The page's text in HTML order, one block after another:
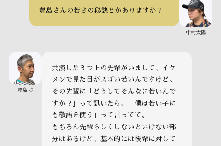
中村太陽
豊島さんの若さの秘訣とかありますか？
豊島 歩
共演した３つ上の先輩がいまして、イケ
メンで見た目がスゴい若いんですけど、
その先輩に「どうしてそんなに若いんで
すか？」って訊いたら、「僕は若い子に
も敬語を使う」って言ってて。
もちろん先輩らしくしないといけない部
分はあるけど、基本的には後輩に対して